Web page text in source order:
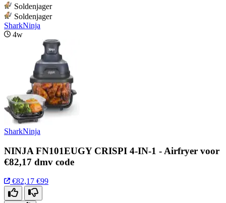
Soldenjager
Soldenjager
SharkNinja
4w
SharkNinja
NINJA FN101EUGY CRISPI 4-IN-1 - Airfryer voor
€82,17 dmv code
€82,17 €99